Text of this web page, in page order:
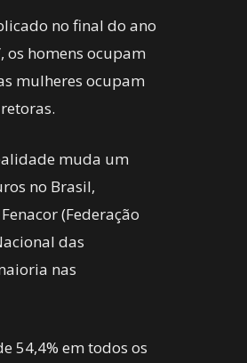
no final do ano
os homens ocupam
mulheres ocupam
muda um
no Brasil,
(Federação
das
nas
54,4% em todos os